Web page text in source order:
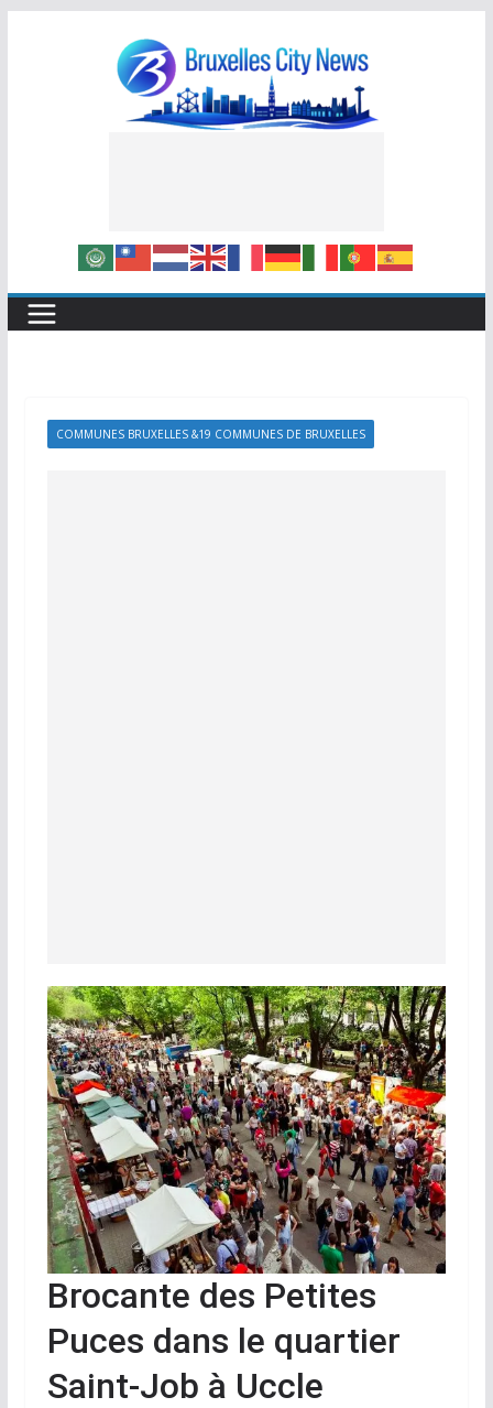
COMMUNES BRUXELLES &19 COMMUNES DE BRUXELLES
Brocante des Petites
Puces dans le quartier
Saint-Job à Uccle